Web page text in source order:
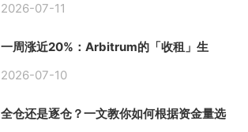
2026-07-11
一周涨近20%：Arbitrum的「收租」生
2026-07-10
全仓还是逐仓？一文教你如何根据资金量选